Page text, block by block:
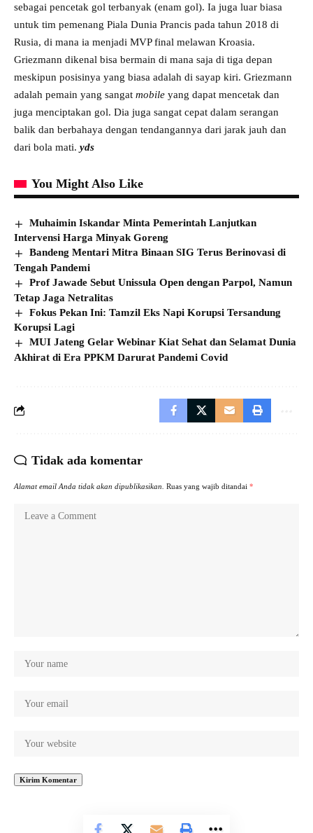
sebagai pencetak gol terbanyak (enam gol). Ia juga luar biasa
untuk tim pemenang Piala Dunia Prancis pada tahun 2018 di
Rusia, di mana ia menjadi MVP final melawan Kroasia.
Griezmann dikenal bisa bermain di mana saja di tiga depan
meskipun posisinya yang biasa adalah di sayap kiri. Griezmann
adalah pemain yang sangat mobile yang dapat mencetak dan
juga menciptakan gol. Dia juga sangat cepat dalam serangan
balik dan berbahaya dengan tendangannya dari jarak jauh dan
dari bola mati. yds
You Might Also Like
Muhaimin Iskandar Minta Pemerintah Lanjutkan
Intervensi Harga Minyak Goreng
Bandeng Mentari Mitra Binaan SIG Terus Berinovasi di
Tengah Pandemi
Prof Jawade Sebut Unissula Open dengan Parpol, Namun
Tetap Jaga Netralitas
Fokus Pekan Ini: Tamzil Eks Napi Korupsi Tersandung
Korupsi Lagi
MUI Jateng Gelar Webinar Kiat Sehat dan Selamat Dunia
Akhirat di Era PPKM Darurat Pandemi Covid
Tidak ada komentar
Alamat email Anda tidak akan dipublikasikan. Ruas yang wajib ditandai *